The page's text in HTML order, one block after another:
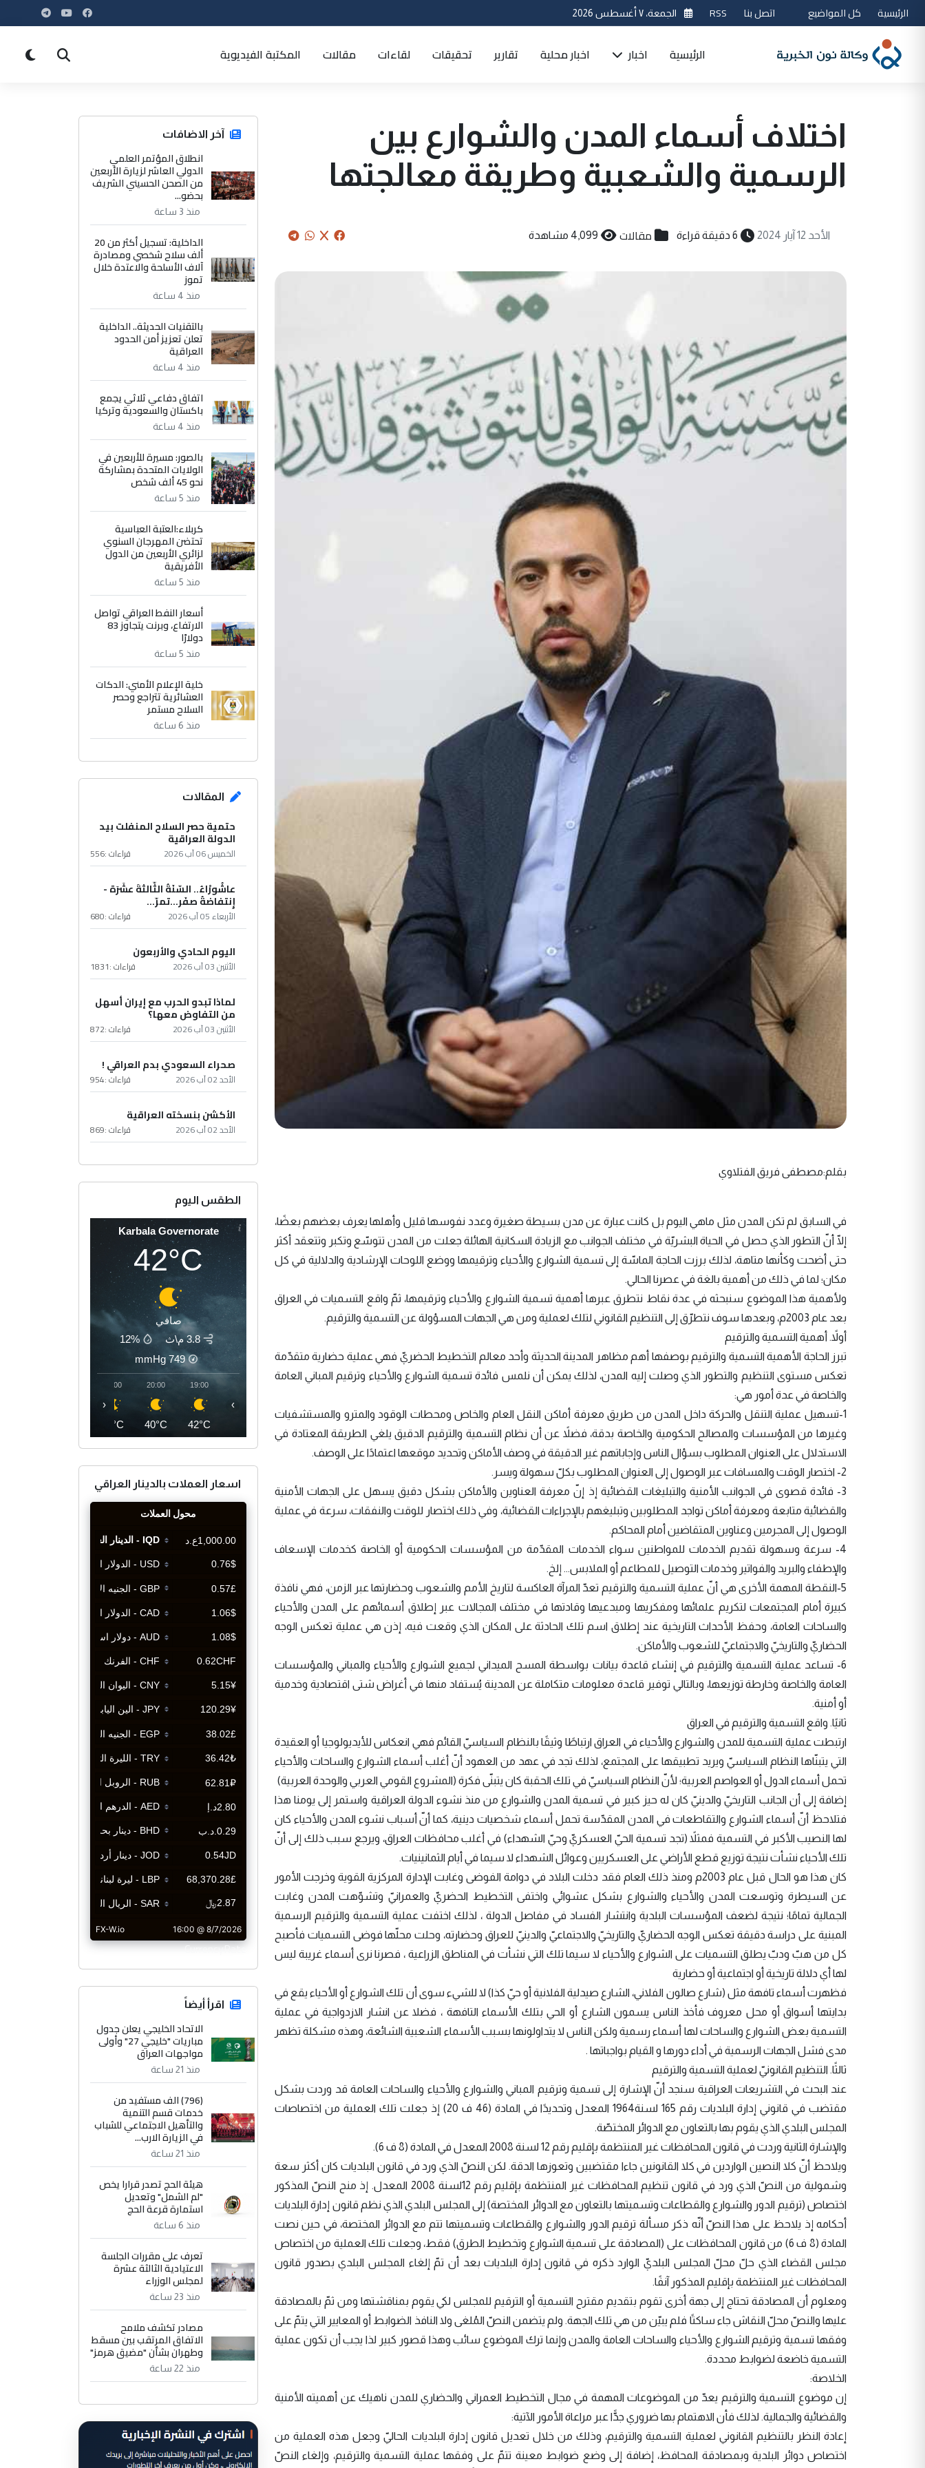
الرئيسية كل المواضيع اتصل بنا RSS الجمعة، ٧ أغسطس 2026
الرئيسية اخبار اخبار محلية تقارير تحقيقات لقاءات مقالات المكتبة الفيديوية
اختلاف أسماء المدن والشوارع بين
الرسمية والشعبية وطريقة معالجتها
الأحد 12 آيار 2024 6 دقيقة قراءة مقالات 4,099 مشاهدة
بقلم:مصطفى فريق الفتلاوي
في السابق لم تكن المدن مثل ماهي اليوم بل كانت عبارة عن مدن بسيطة صغيرة وعدد نفوسها قليل وأهلها يعرف بعضهم بعضًا،
إلّا أنّ التطور الذي حصل في الحياة البشريّة في مختلف الجوانب مع الزيادة السكانية الهائلة جعلت من المدن تتوسّع وتكبر وتتعقد أكثر
حتى أضحت وكأنها متاهة، لذلك برزت الحاجة الماسّة إلى تسمية الشوارع والأحياء وترقيمها ووضع اللوحات الإرشادية والدلالية في كل
مكان؛ لما في ذلك من أهمية بالغة في عصرنا الحالي.
ولأهمية هذا الموضوع سنبحثه في عدة نقاط نتطرق عبرها أهمية تسمية الشوارع والأحياء وترقيمها، ثمّ واقع التسميات في العراق
بعد عام 2003م، وبعدها سوف نتطرّق إلى التنظيم القانوني لتلك لعملية ومن هي الجهات المسؤولة عن التسمية والترقيم.
أولاً. أهمية التسمية والترقيم
تبرز الحاجة الأهمية التسمية والترقيم بوصفها أهم مظاهر المدينة الحديثة وأحد معالم التخطيط الحضريّ فهي عملية حضارية متقدّمة
تعكس مستوى التنظيم والتطور الذي وصلت إليه المدن، لذلك يمكن أن نلمس فائدة تسمية الشوارع والأحياء وترقيم المباني العامة
والخاصة في عدة أمور هي:
1-تسهيل عملية التنقل والحركة داخل المدن من طريق معرفة أماكن النقل العام والخاص ومحطات الوقود والمترو والمستشفيات
وغيرها من المؤسسات والمصالح الحكومية والخاصة بدقة، فضلاً عن أن نظام التسمية والترقيم الدقيق يلغي الطريقة المعتادة في
الاستدلال على العنوان المطلوب بسؤال الناس وإجاباتهم غير الدقيقة في وصف الأماكن وتحديد موقعها اعتمادًا على الوصف.
2- اختصار الوقت والمسافات عبر الوصول إلى العنوان المطلوب بكلّ سهولة ويسر.
3- فائدة قصوى في الجوانب الأمنية والتبليغات القضائية إذ إنّ معرفة العناوين والأماكن بشكل دقيق يسهل على الجهات الأمنية
والقضائية متابعة ومعرفة أماكن تواجد المطلوبين وتبليغهم بالإجراءات القضائية، وفي ذلك اختصار للوقت والنفقات، سرعة في عملية
الوصول إلى المجرمين وعناوين المتقاضين أمام المحاكم.
4- سرعة وسهولة تقديم الخدمات للمواطنين سواء الخدمات المقدّمة من المؤسسات الحكومية أو الخاصة كخدمات الإسعاف
والإطفاء والبريد والفواتير وخدمات التوصيل للمطاعم أو الملابس... إلخ.
5-النقطة المهمة الأخرى هي أنّ عملية التسمية والترقيم تعدّ المرآة العاكسة لتاريخ الأمم والشعوب وحضارتها عبر الزمن، فهي نافذة
كبيرة أمام المجتمعات لتكريم علمائها ومفكريها ومبدعيها وقادتها في مختلف المجالات عبر إطلاق أسمائهم على المدن والأحياء
والساحات العامة، وحفظ الأحداث التاريخية عند إطلاق اسم تلك الحادثة على المكان الذي وقعت فيه، إذن هي عملية تعكس الوجه
الحضاريّ والتاريخيّ والاجتماعيّ للشعوب والأماكن.
6- تساعد عملية التسمية والترقيم في إنشاء قاعدة بيانات بواسطة المسح الميداني لجميع الشوارع والأحياء والمباني والمؤسسات
العامة والخاصة وخارطة توزيعها، وبالتالي توفير قاعدة معلومات متكاملة عن المدينة يُستفاد منها في أغراض شتى اقتصادية وخدمية
أو أمنية.
ثانيًا. واقع التسمية والترقيم في العراق
ارتبطت عملية التسمية للمدن والشوارع والأحياء في العراق ارتباطًا وثيقًا بالنظام السياسيّ القائم فهي انعكاس للأيديولوجيا أو العقيدة
التي يتبنّاها النظام السياسيّ ويريد تطبيقها على المجتمع، لذلك تجد في عهد من العهود أنّ أغلب أسماء الشوارع والساحات والأحياء
تحمل أسماء الدول أو العواصم العربية؛ لأنّ النظام السياسيّ في تلك الحقبة كان يتبنّى فكرة (المشروع القومي العربي والوحدة العربية)
إضافة إلى أن الجانب التاريخيّ والدينيّ كان له حيز كبير في تسمية المدن والشوارع من منذ نشوء الدولة العراقية واستمر إلى يومنا هذا
فتلاحظ أنّ أسماء الشوارع والتقاطعات في المدن المقدّسة تحمل أسماء شخصيات دينية، كما أنّ أسباب نشوء المدن والأحياء كان
لها النصيب الأكبر في التسمية فمثلاً (تجد تسمية الحيّ العسكريّ وحيّ الشهداء) في أغلب محافظات العراق، ويرجع سبب ذلك إلى أنّ
تلك الأحياء نشأت نتيجة توزيع قطع الأراضي على العسكريين وعوائل الشهداء لا سيما في أيام الثمانينيات.
كان هذا هو الحال قبل عام 2003م ومنذ ذلك العام فقد دخلت البلاد في دوامة الفوضى وغابت الإدارة المركزية القوية وخرجت الأمور
عن السيطرة وتوسعت المدن والأحياء والشوارع بشكل عشوائي واختفى التخطيط الحضريّ والعمرانيّ وتشوّهت المدن وغابت
الجمالية تمامًا؛ نتيجة لضعف المؤسسات البلدية وانتشار الفساد في مفاصل الدولة ، لذلك اختفت عملية التسمية والترقيم الرسمية
المبنية على دراسة دقيقة تعكس الوجه الحضاريّ والتاريخيّ والاجتماعيّ والدينيّ للعراق وحضارته، وحلت محلّها فوضى التسميات فأصبح
كل من هبّ ودبّ يطلق التسميات على الشوارع والأحياء لا سيما تلك التي نشأت في المناطق الزراعية ، فصرنا نرى أسماء غريبة ليس
لها أي دلالة تاريخية أو اجتماعية أو حضارية
فظهرت أسماء تافهة مثل (شارع صالون الفلاني، الشارع صيدلية الفلانية أو حيّ كذا) لا للشيء سوى أن تلك الشوارع أو الأحياء يقع في
بدايتها أسواق أو محل معروف فأخذ الناس يسمون الشارع أو الحي بتلك الأسماء التافهة ، فضلا عن انشار الازدواجية في عملية
التسمية بعض الشوارع والساحات لها أسماء رسمية ولكن الناس لا يتداولونها بسبب الأسماء الشعبية الشائعة، وهذه مشكلة تظهر
مدى فشل الجهات الرسمية في أداء دورها و القيام بواجباتها .
ثالثًا. التنظيم القانونيّ لعملية التسمية والترقيم
عند البحث في التشريعات العراقية سنجد أنّ الإشارة إلى تسمية وترقيم المباني والشوارع والأحياء والساحات العامة قد وردت بشكل
مقتضب في قانوني إدارة البلديات رقم 165 لسنة1964 المعدل وتحديدًا في المادة (46 ف 20) إذ جعلت تلك العملية من اختصاصات
المجلس البلدي الذي يقوم بها بالتعاون مع الدوائر المختصّة.
والإشارة الثانية وردت في قانون المحافظات غير المنتظمة بإقليم رقم 12 لسنة 2008 المعدل في المادة (8 ف 6).
ويلاحظ أنّ كلا النصين الواردين في كلا القانونين جاءا مقتضبين وتعوزها الدقة. لكن النصّ الذي ورد في قانون البلديات كان أكثر سعة
وشمولية من النصّ الذي ورد في قانون تنظيم المحافظات غير المنتظمة بإقليم رقم 12لسنة 2008 المعدل. إذ منح النصّ المذكور
اختصاص (ترقيم الدور والشوارع والقطاعات وتسميتها بالتعاون مع الدوائر المختصة) إلى المجلس البلدي الذي نظم قانون إدارة البلديات
أحكامه إذ يلاحظ على هذا النصّ أنّه ذكر مسألة ترقيم الدور والشوارع والقطاعات وتسميتها تتم مع الدوائر المختصة، في حين نصت
المادة (8 ف 6) من قانون المحافظات على (المصادقة على تسمية الشوارع وتخطيط الطرق) فقط، وجعلت تلك العملية من اختصاص
مجلس القضاء الذي حلّ محلّ المجلس البلديّ الوارد ذكره في قانون إدارة البلديات بعد أن تمّ إلغاء المجلس البلدي بصدور قانون
المحافظات غير المنتظمة بإقليم المذكور آنفًا.
ومعلوم أن المصادقة تحتاج إلى جهة أخرى تقوم بتقديم مقترح التسمية أو الترقيم للمجلس لكي يقوم بمناقشتها ومن ثمّ بالمصادقة
عليها والنصّ محلّ النقاش جاء ساكتًا فلم يبيّن من هي تلك الجهة. ولم يتضمن النصّ المُلغى ولا النافذ الضوابط أو المعايير التي يتمّ على
وفقها تسمية وترقيم الشوارع والأحياء والساحات العامة والمدن وإنما ترك الموضوع سائب وهذا قصور كبير لذا يجب أن تكون عملية
التسمية خاضعة لضوابط محددة.
الخلاصة:
إن موضوع التسمية والترقيم يعدّ من الموضوعات المهمة في مجال التخطيط العمراني والحضاري للمدن ناهيك عن أهميته الأمنية
والقضائية والجمالية. لذلك فأن الاهتمام بها ضروري جدًّا عبر مراعاة الأمور الآتية:
إعادة النظر بالتنظيم القانوني لعملية التسمية والترقيم، وذلك من خلال تعديل قانون إدارة البلديات الحاليّ وجعل هذه العملية من
اختصاص دوائر البلدية وبمصادقة المحافظ، إضافة إلى وضع ضوابط معينة تتمّ على وفقها عملية التسمية والترقيم، وإلغاء النصّ
آخر الاضافات
انطلاق المؤتمر العلمي
الدولي العاشر لزيارة الأربعين
من الصحن الحسيني الشريف
بحضو...
منذ 3 ساعة
الداخلية: تسجيل أكثر من 20
ألف سلاح شخصي ومصادرة
آلاف الأسلحة والاعتدة خلال
تموز
منذ 4 ساعة
بالتقنيات الحديثة.. الداخلية
تعلن تعزيز أمن الحدود
العراقية
منذ 4 ساعة
اتفاق دفاعي ثلاثي يجمع
باكستان والسعودية وتركيا
منذ 4 ساعة
بالصور: مسيرة للأربعين في
الولايات المتحدة بمشاركة
نحو 45 ألف شخص
منذ 5 ساعة
كربلاء:العتبة العباسية
تحتضن المهرجان السنوي
لزائري الأربعين من الدول
الأفريقية
منذ 5 ساعة
أسعار النفط العراقي تواصل
الارتفاع، وبرنت يتجاوز 83
دولارًا
منذ 5 ساعة
خلية الإعلام الأمني: الدكات
العشائرية تتراجع وحصر
السلاح مستمر
منذ 6 ساعة
المقالات
حتمية حصر السلاح المنفلت بيد
الدولة العراقية
الخميس 06 آب 2026 قراءات :556
عاشُورْاءُ.. السّنَةُ الثّالثةَ عشَرَة -
إِنتفاضةُ صفَر…تمرّ...
الأربعاء 05 آب 2026 قراءات :680
اليوم الحادي والأربعون
الأثنين 03 آب 2026 قراءات :1831
لماذا تبدو الحرب مع إيران أسهل
من التفاوض معها؟
الأثنين 03 آب 2026 قراءات :872
صحراء السعودي بدم العراقي !
الأحد 02 آب 2026 قراءات :954
الأكشن بنسخته العراقية
الأحد 02 آب 2026 قراءات :869
الطقس اليوم
Karbala Governorate
42°C
صافي
3.8 م\ث
12%
749
mmHg
19:00
42°C
20:00
40°C
21:00
38°C
‹ ›
اسعار العملات بالدينار العراقي
CurrencyRate
اقرأ أيضاً
الاتحاد الخليجي يعلن جدول
مباريات "خليجي 27" وأولى
مواجهات العراق
منذ 21 ساعة
(796) الف مستفيد من
خدمات قسم التنمية
والتأهيل الاجتماعي للشباب
في الزيارة الارب...
منذ 21 ساعة
هيئة الحج تصدر قرارا يخص
"لم الشمل" وتعديل
استمارة قرعة الحج
منذ 6 ساعة
تعرف على مقررات الجلسة
الاعتيادية الثالثة عشرة
لمجلس الوزراء
منذ 23 ساعة
مصادر تكشف ملامح
الاتفاق المرتقب بين مسقط
وطهران بشأن "مضيق هرمز"
منذ 22 ساعة